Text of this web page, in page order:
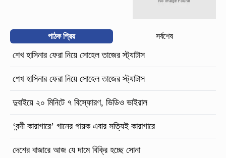
পাঠক প্রিয় সর্বশেষ
শেখ হাসিনার ফেরা নিয়ে সোহেল তাজের স্ট্যাটাস
শেখ হাসিনার ফেরা নিয়ে সোহেল তাজের স্ট্যাটাস
দুবাইয়ে ২০ মিনিটে ৭ বিস্ফোরণ, ভিডিও ভাইরাল
‘বন্দী কারাগারে’ গানের গায়ক এবার সত্যিই কারাগারে
দেশের বাজারে আজ যে দামে বিক্রি হচ্ছে সোনা